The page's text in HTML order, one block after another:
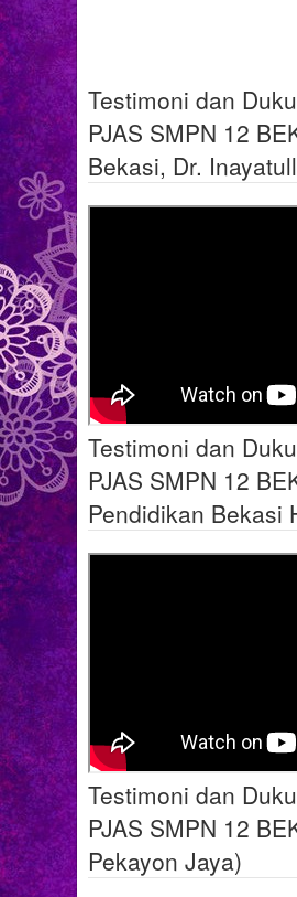
Testimoni dan
PJAS SMPN 12
Bekasi, Dr.
Testimoni dan
PJAS SMPN 12
Pendidikan Bekasi
Testimoni dan
PJAS SMPN 12
Pekayon Jaya)